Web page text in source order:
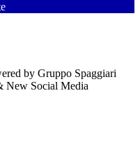
by Gruppo Spaggiari
New Social Media